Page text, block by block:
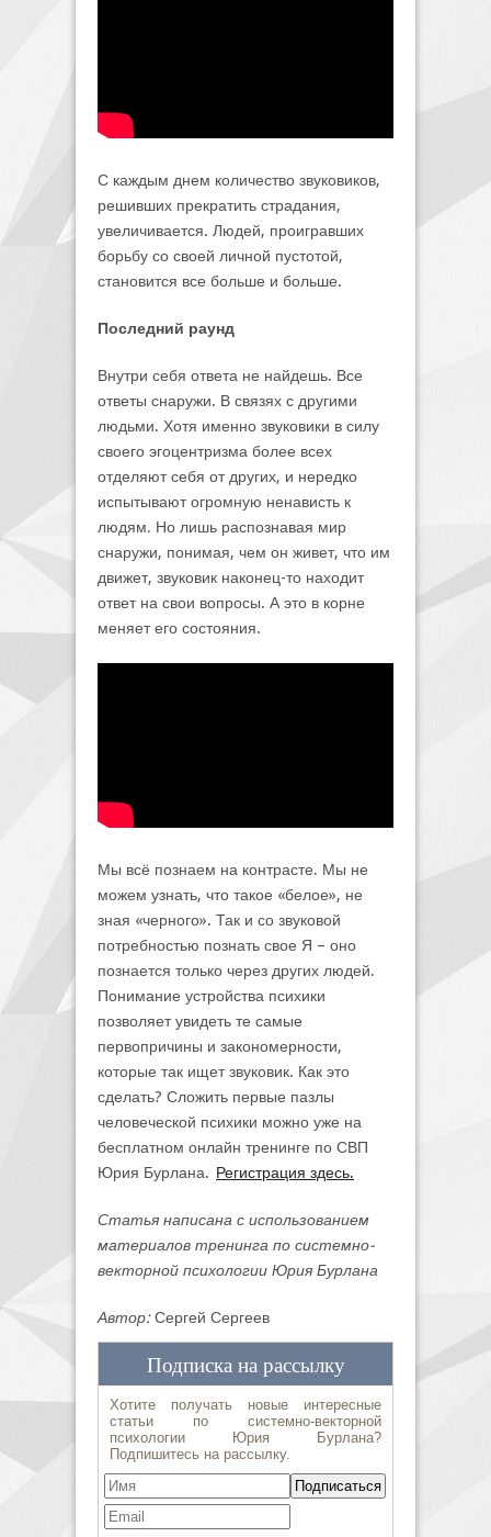
С каждым днем количество звуковиков,
решивших прекратить страдания,
увеличивается. Людей, проигравших
борьбу со своей личной пустотой,
становится все больше и больше.
Последний раунд
Внутри себя ответа не найдешь. Все
ответы снаружи. В связях с другими
людьми. Хотя именно звуковики в силу
своего эгоцентризма более всех
отделяют себя от других, и нередко
испытывают огромную ненависть к
людям. Но лишь распознавая мир
снаружи, понимая, чем он живет, что им
движет, звуковик наконец-то находит
ответ на свои вопросы. А это в корне
меняет его состояния.
Мы всё познаем на контрасте. Мы не
можем узнать, что такое «белое», не
зная «черного». Так и со звуковой
потребностью познать свое Я – оно
познается только через других людей.
Понимание устройства психики
позволяет увидеть те самые
первопричины и закономерности,
которые так ищет звуковик. Как это
сделать? Сложить первые пазлы
человеческой психики можно уже на
бесплатном онлайн тренинге по СВП
Юрия Бурлана. Регистрация здесь.
Статья написана с использованием
материалов тренинга по системно-
векторной психологии Юрия Бурлана
Автор:Сергей Сергеев